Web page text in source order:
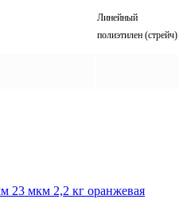
Линейный
полиэтилен (стрейч)